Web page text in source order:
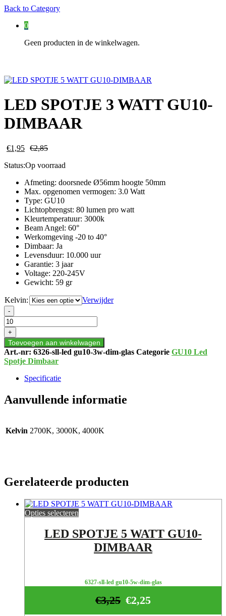
Back to Category
0
Geen producten in de winkelwagen.
LED SPOTJE 3 WATT GU10-
DIMBAAR
€1,95 €2,85
Status:Op voorraad
Afmeting: doorsnede Ø56mm hoogte 50mm
Max. opgenomen vermogen: 3.0 Watt
Type: GU10
Lichtopbrengst: 80 lumen pro watt
Kleurtemperatuur: 3000k
Beam Angel: 60°
Werkomgeving -20 to 40°
Dimbaar: Ja
Levensduur: 10.000 uur
Garantie: 3 jaar
Voltage: 220-245V
Gewicht: 59 gr
Kelvin:
Verwijder
LED
SPOTJE
3
WATT
GU10-
DIMBAAR
aantal
-
+
Toevoegen aan winkelwagen
Art.-nr: 6326-sll-led gu10-3w-dim-glas Categorie GU10 Led
Spotje Dimbaar
Specificatie
Aanvullende informatie
Kelvin 2700K, 3000K, 4000K
Gerelateerde producten
Opties selecteren
LED SPOTJE 5 WATT GU10-
DIMBAAR
6327-sll-led gu10-5w-dim-glas
€2,25
€3,25